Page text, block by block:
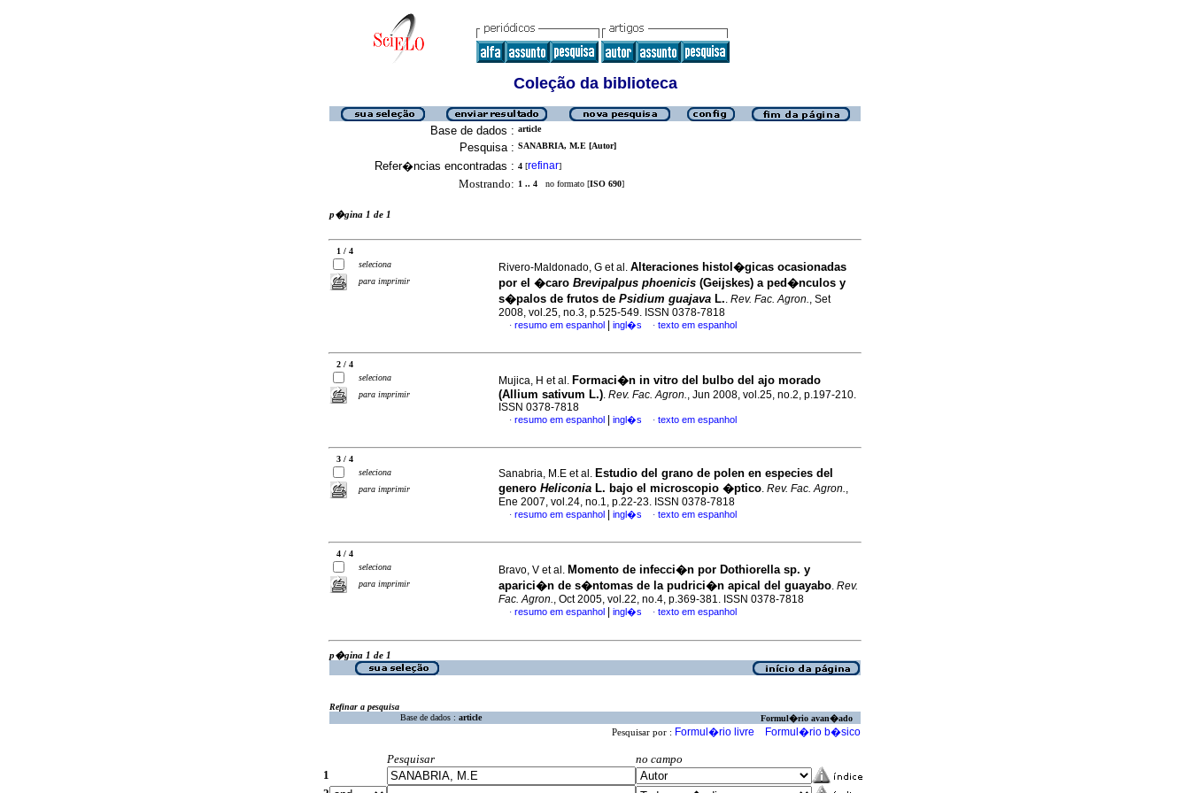
Coleção da biblioteca
Base de dados : article
Pesquisa : SANABRIA, M.E [Autor]
Refer�ncias encontradas : 4 [refinar]
Mostrando: 1 .. 4 no formato [ISO 690]
p�gina 1 de 1
1 / 4
seleciona
para imprimir
Rivero-Maldonado, G et al. Alteraciones histol�gicas ocasionadas
por el �caro Brevipalpus phoenicis (Geijskes) a ped�nculos y
s�palos de frutos de Psidium guajava L.. Rev. Fac. Agron., Set
2008, vol.25, no.3, p.525-549. ISSN 0378-7818
· resumo em espanhol ingl�s · texto em espanhol
2 / 4
seleciona
para imprimir
Mujica, H et al. Formaci�n in vitro del bulbo del ajo morado
(Allium sativum L.). Rev. Fac. Agron., Jun 2008, vol.25, no.2, p.197-210.
ISSN 0378-7818
· resumo em espanhol ingl�s · texto em espanhol
3 / 4
seleciona
para imprimir
Sanabria, M.E et al. Estudio del grano de polen en especies del
genero Heliconia L. bajo el microscopio �ptico. Rev. Fac. Agron.,
Ene 2007, vol.24, no.1, p.22-23. ISSN 0378-7818
· resumo em espanhol ingl�s · texto em espanhol
4 / 4
seleciona
para imprimir
Bravo, V et al. Momento de infecci�n por Dothiorella sp. y
aparici�n de s�ntomas de la pudrici�n apical del guayabo. Rev.
Fac. Agron., Oct 2005, vol.22, no.4, p.369-381. ISSN 0378-7818
· resumo em espanhol ingl�s · texto em espanhol
p�gina 1 de 1
Refinar a pesquisa
Base de dados : article Formul�rio avan�ado
Pesquisar por : Formul�rio livre Formul�rio b�sico
Pesquisar
no campo
1